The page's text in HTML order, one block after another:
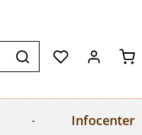
Infocenter